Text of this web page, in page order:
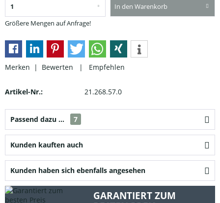
Größere Mengen auf Anfrage!
In den Warenkorb
Merken | Bewerten | Empfehlen
Artikel-Nr.: 21.268.57.0
Passend dazu ... 7
Kunden kauften auch
Kunden haben sich ebenfalls angesehen
GARANTIERT ZUM